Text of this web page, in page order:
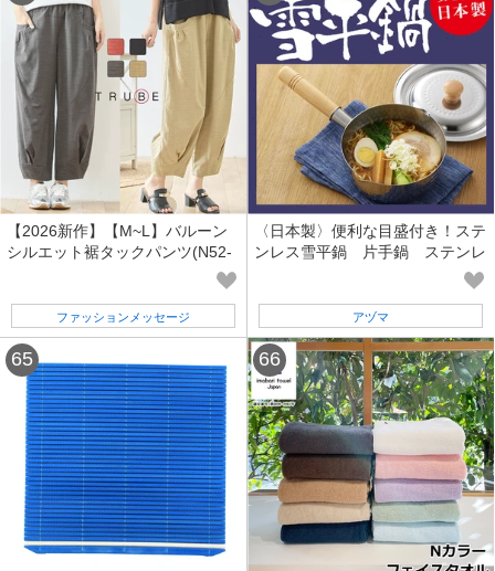
【2026新作】【M~L】バルーン
シルエット裾タックパンツ(N52-
ファッションメッセージ
〈日本製〉便利な目盛付き！ステ
ンレス雪平鍋 片手鍋 ステンレ
アヅマ